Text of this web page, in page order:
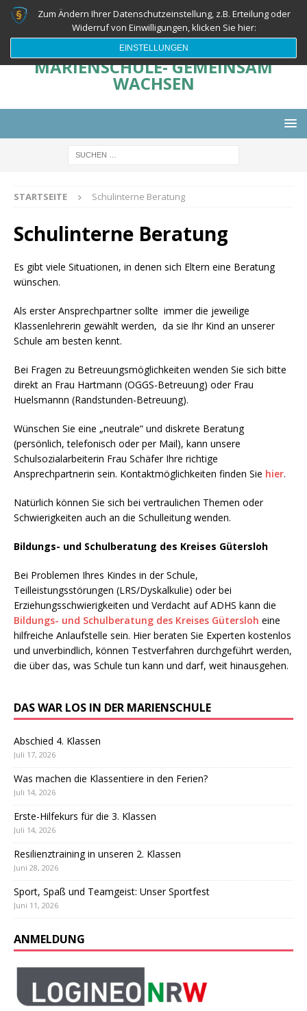
MARIENSCHULE- GEMEINSAM
WACHSEN
STARTSEITE Schulinterne Beratung
Schulinterne Beratung
Es gibt viele Situationen, in denen sich Eltern eine Beratung
wünschen.
Als erster Ansprechpartner sollte immer die jeweilige
Klassenlehrerin gewählt werden, da sie Ihr Kind an unserer
Schule am besten kennt.
Bei Fragen zu Betreuungsmöglichkeiten wenden Sie sich bitte
direkt an Frau Hartmann (OGGS-Betreuung) oder Frau
Huelsmannn (Randstunden-Betreuung).
Wünschen Sie eine „neutrale“ und diskrete Beratung
(persönlich, telefonisch oder per Mail), kann unsere
Schulsozialarbeiterin Frau Schäfer Ihre richtige
Ansprechpartnerin sein. Kontaktmöglichkeiten finden Sie hier.
Natürlich können Sie sich bei vertraulichen Themen oder
Schwierigkeiten auch an die Schulleitung wenden.
Bildungs- und Schulberatung des Kreises Gütersloh
Bei Problemen Ihres Kindes in der Schule,
Teilleistungsstörungen (LRS/Dyskalkulie) oder bei
Erziehungsschwierigkeiten und Verdacht auf ADHS kann die
Bildungs- und Schulberatung des Kreises Gütersloh eine
hilfreiche Anlaufstelle sein. Hier beraten Sie Experten kostenlos
und unverbindlich, können Testverfahren durchgeführt werden,
die über das, was Schule tun kann und darf, weit hinausgehen.
DAS WAR LOS IN DER MARIENSCHULE
Abschied 4. Klassen
Juli 17, 2026
Was machen die Klassentiere in den Ferien?
Juli 14, 2026
Erste-Hilfekurs für die 3. Klassen
Juli 14, 2026
Resilienztraining in unseren 2. Klassen
Juni 28, 2026
Sport, Spaß und Teamgeist: Unser Sportfest
Juni 11, 2026
ANMELDUNG
Zum Ändern Ihrer Datenschutzeinstellung, z.B. Erteilung oder
Widerruf von Einwilligungen, klicken Sie hier:
EINSTELLUNGEN